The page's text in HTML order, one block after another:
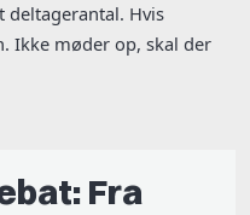
Hvis
Ikke møder op, skal der
Fra